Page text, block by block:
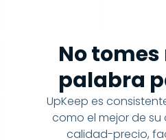
No
palabra
UpKeep es
como el mejor de su
calidad-precio,